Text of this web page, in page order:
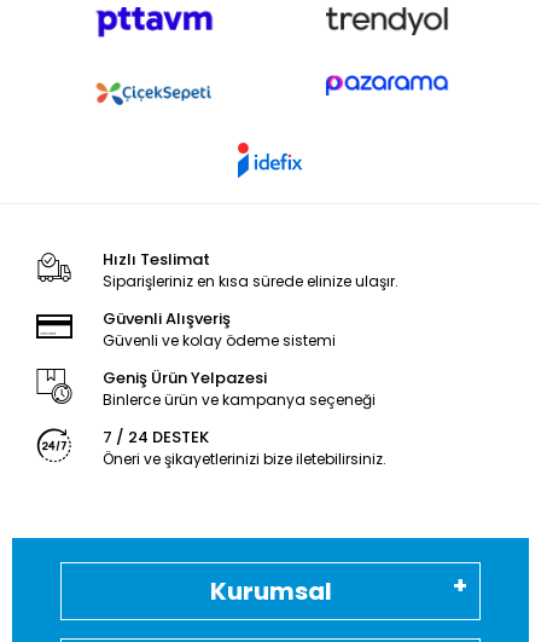
Hızlı Teslimat
Siparişleriniz en kısa sürede elinize ulaşır.
Güvenli Alışveriş
Güvenli ve kolay ödeme sistemi
Geniş Ürün Yelpazesi
Binlerce ürün ve kampanya seçeneği
7 / 24 DESTEK
Öneri ve şikayetlerinizi bize iletebilirsiniz.
Kurumsal